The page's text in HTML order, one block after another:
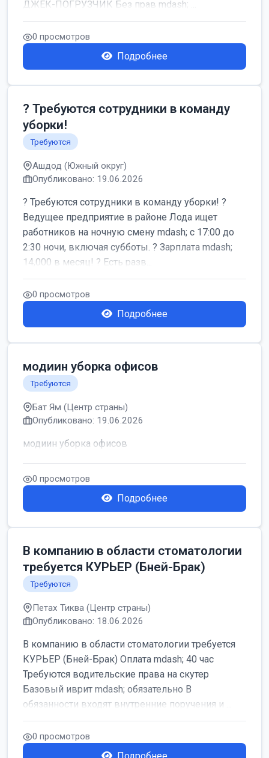
ДЖЕК-ПОГРУЗЧИК Без прав mdash; ...
0 просмотров
Подробнее
? Требуются сотрудники в команду
уборки!
Требуются
Ашдод (Южный округ)
Опубликовано: 19.06.2026
? Требуются сотрудники в команду уборки! ?
Ведущее предприятие в районе Лода ищет
работников на ночную смену mdash; с 17:00 до
2:30 ночи, включая субботы. ? Зарплата mdash;
14,000 в месяц! ? Есть разв...
0 просмотров
Подробнее
модиин уборка офисов
Требуются
Бат Ям (Центр страны)
Опубликовано: 19.06.2026
модиин уборка офисов
0 просмотров
Подробнее
В компанию в области стоматологии
требуется КУРЬЕР (Бней-Брак)
Требуются
Петах Тиква (Центр страны)
Опубликовано: 18.06.2026
В компанию в области стоматологии требуется
КУРЬЕР (Бней-Брак) Оплата mdash; 40 час
Требуются водительские права на скутер
Базовый иврит mdash; обязательно В
обязанности входят внутренние поручения и ...
0 просмотров